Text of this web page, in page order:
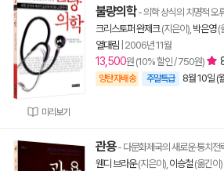
미리보기
불량의학- 의학 상식의 치명적 오
크리스토퍼 완제크(지은이), 박은영(
열대림 2006년 11월
13,500원 (10% 할인 / 750원)
양탄자배송 주말특급 8월 10일 (
관용- 다문화제국의 새로운 통치전
웬디 브라운(지은이), 이승철 (옮긴이)